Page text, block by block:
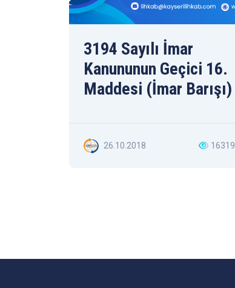
3194 Sayılı İmar
Kanununun Geçici 16.
Maddesi (İmar Barışı)
26.10.2018 16319